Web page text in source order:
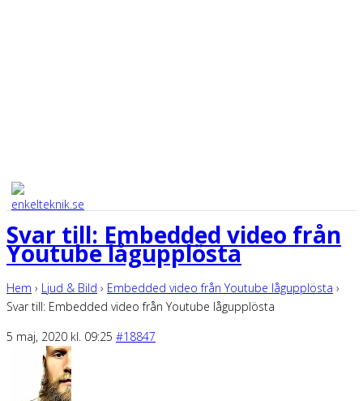
Svar till: Embedded video från
Youtube lågupplösta
Hem › Ljud & Bild › Embedded video från Youtube lågupplösta ›
Svar till: Embedded video från Youtube lågupplösta
5 maj, 2020 kl. 09:25 #18847